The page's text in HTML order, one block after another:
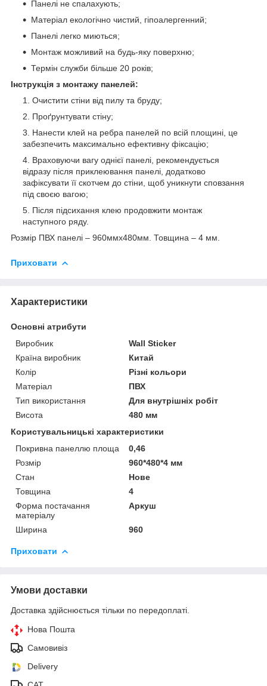
Панелі не спалахують;
Матеріал екологічно чистий, гіпоалергенний;
Панелі легко миються;
Монтаж можливий на будь-яку поверхню;
Термін служби більше 20 років;
Інструкція з монтажу панелей:
Очистити стіни від пилу та бруду;
Проґрунтувати стіну;
Нанести клей на ребра панелей по всій площині, це
забезпечить максимально ефективну фіксацію;
Враховуючи вагу однієї панелі, рекомендується
відразу після приклеювання панелі, додатково
зафіксувати її скотчем до стіни, щоб уникнути сповзання
під своєю вагою;
Після підсихання клею продовжити монтаж
наступного ряду.
Розмір ПВХ панелі – 960ммх480мм. Товщина – 4 мм.
Приховати
Характеристики
Основні атрибути
Виробник
Wall Sticker
Країна виробник
Китай
Колір
Різні кольори
Матеріал
ПВХ
Тип використання
Для внутрішніх робіт
Висота
480 мм
Користувальницькі характеристики
Покривна панеллю площа
0,46
Розмір
960*480*4 мм
Стан
Нове
Товщина
4
Форма постачання
матеріалу
Аркуш
Ширина 960
Приховати
Умови доставки
Доставка здійснюється тільки по передоплаті.
Нова Пошта
Самовивіз
Delivery